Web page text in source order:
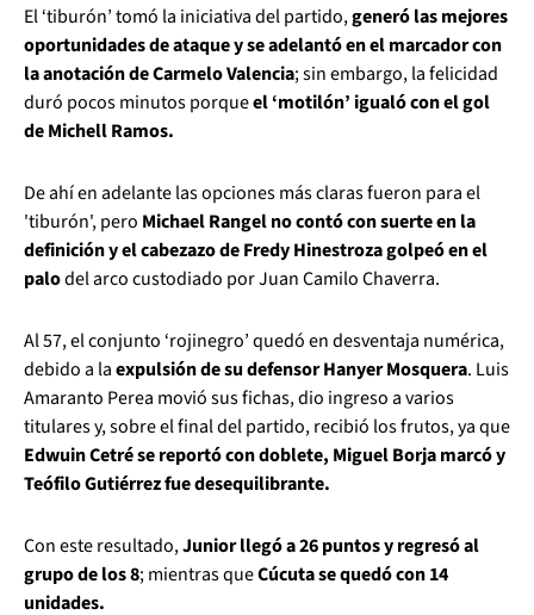
El ‘tiburón’ tomó la iniciativa del partido,generó las mejores
oportunidades de ataque y se adelantó en el marcador con
la anotación de Carmelo Valencia; sin embargo, la felicidad
duró pocos minutos porqueel ‘motilón’ igualó con el gol
de Michell Ramos.
De ahí en adelante las opciones más claras fueron para el
'tiburón', pero Michael Rangel no contó con suerte en la
definición y el cabezazo de Fredy Hinestroza golpeó en el
palodel arco custodiado por Juan Camilo Chaverra.
Al 57, el conjunto ‘rojinegro’ quedó en desventaja numérica,
debido a laexpulsión de su defensor Hanyer Mosquera. Luis
Amaranto Perea movió sus fichas, dio ingreso a varios
titulares y, sobre el final del partido, recibió los frutos, ya que
Edwuin Cetré se reportó con doblete, Miguel Borja marcó y
Teófilo Gutiérrez fue desequilibrante.
Con este resultado,Junior llegó a 26 puntos y regresó al
grupo de los 8; mientras queCúcuta se quedó con 14
unidades.